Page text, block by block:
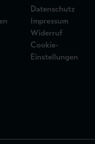
Datenschutz
Impressum
Widerruf
Cookie-
Einstellungen